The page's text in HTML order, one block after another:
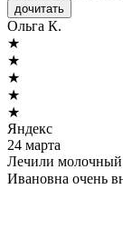
дочитать
Ольга К.
★
★
★
★
★
Яндекс
24 марта
Лечили
Ивановна очень